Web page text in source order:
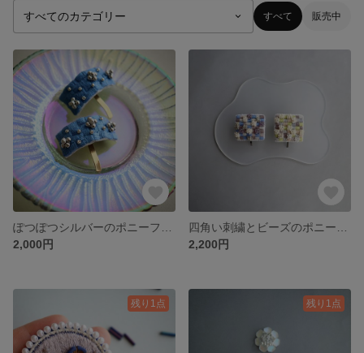
すべて 販売中
2,000円
2,200円
残り1点 残り1点